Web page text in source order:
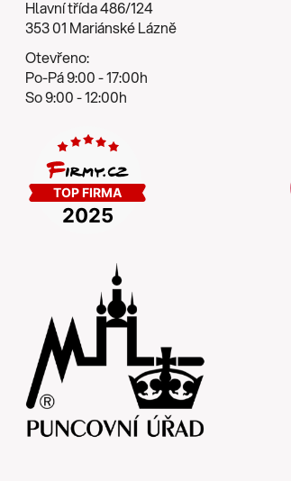
Hlavní třída 486/124
353 01 Mariánské Lázně
Otevřeno:
Po-Pá 9:00 - 17:00h
So 9:00 - 12:00h